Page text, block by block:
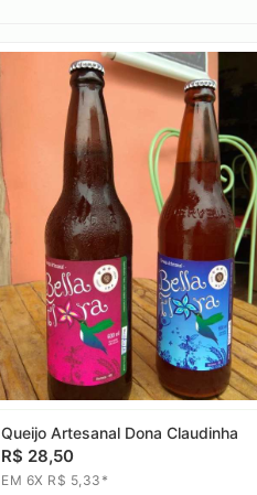
Queijo Artesanal Dona Claudinha
R$ 28,50
EM 6X R$ 5,33*